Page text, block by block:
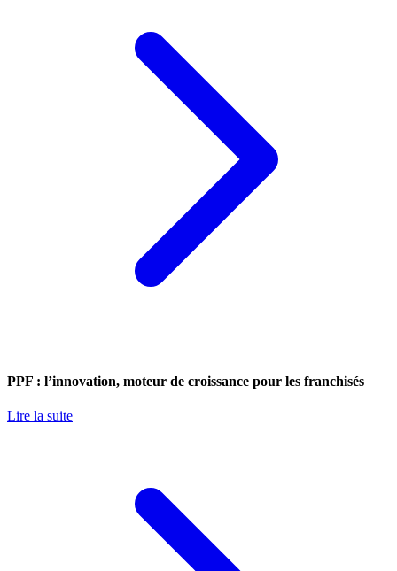
PPF : l’innovation, moteur de croissance pour les franchisés
Lire la suite